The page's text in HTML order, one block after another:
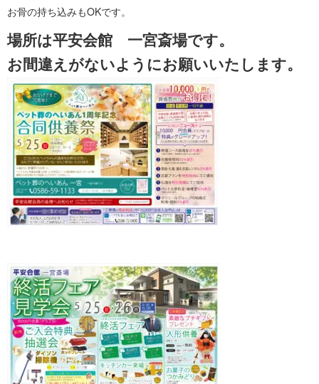
お骨の持ち込みもOKです。
場所は平安会館 一宮斎場です。
お間違えがないようにお願いいたします。